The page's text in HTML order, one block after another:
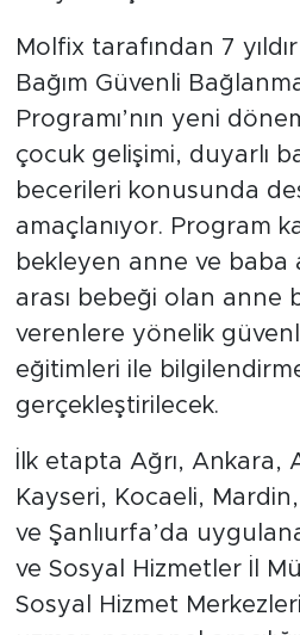
Molfix tarafından 7
Bağım Güvenli
Programı’nın yeni
çocuk gelişimi, duyarlı
becerileri konusunda
amaçlanıyor. Program
bekleyen anne ve baba
arası bebeği olan anne
verenlere yönelik
eğitimleri ile
gerçekleştirilecek.
İlk etapta Ağrı, Ankara,
Kayseri, Kocaeli,
ve Şanlıurfa’da
ve Sosyal Hizmetler İl
Sosyal Hizmet